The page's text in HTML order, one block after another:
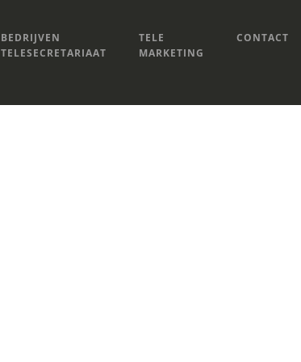
BEDRIJVEN
TELESECRETARIAAT
TELE
MARKETING
CONTACT